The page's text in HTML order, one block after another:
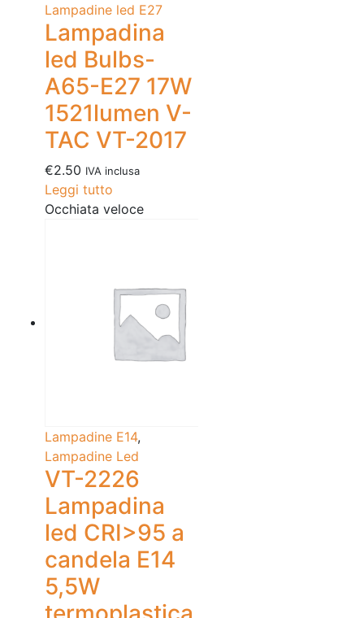
Lampadine led E27
Lampadina
led Bulbs-
A65-E27 17W
1521lumen V-
TAC VT-2017
€2.50 IVA inclusa
Leggi tutto
Occhiata veloce
Lampadine E14,
Lampadine Led
VT-2226
Lampadina
led CRI>95 a
candela E14
5,5W